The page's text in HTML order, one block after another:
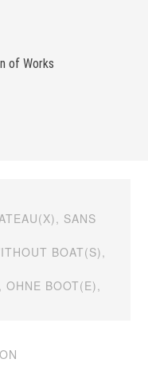
of Works
SANS
BOAT(S),
OHNE BOOT(E),